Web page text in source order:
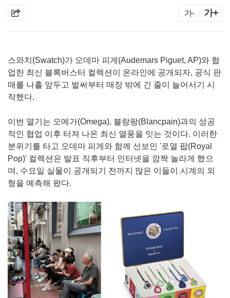
가- 가+
스와치(Swatch)가 오데마 피게(Audemars Piguet, AP)와 협
업한 최신 블록버스터 컬렉션이 온라인에 공개되자, 공식 판
매를 나흘 앞두고 벌써부터 매장 밖에 긴 줄이 늘어서기 시
작했다.
이번 열기는 오메가(Omega), 블랑팡(Blancpain)과의 성공
적인 협업 이후 터져 나온 최신 열풍을 잇는 것이다. 이러한
분위기를 타고 오데마 피게와 함께 선보인 '로열 팝(Royal
Pop)' 컬렉션은 발표 직후부터 인터넷을 깜짝 놀라게 했으
며, 수요일 실물이 공개되기 전까지 많은 이들이 시계의 외
형을 예측해 왔다.